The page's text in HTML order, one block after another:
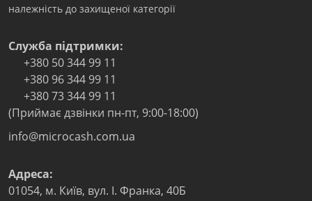
належність до захищеної категорії
Служба підтримки:
+380 50 344 99 11
+380 96 344 99 11
+380 73 344 99 11
(Приймає дзвінки пн-пт, 9:00-18:00)
info@microcash.com.ua
Адреса:
01054, м. Київ, вул. І. Франка, 40Б